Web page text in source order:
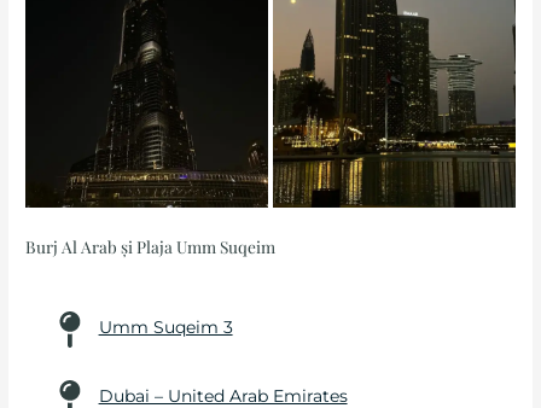
Burj Al Arab și Plaja Umm Suqeim
Umm Suqeim 3
Dubai – United Arab Emirates